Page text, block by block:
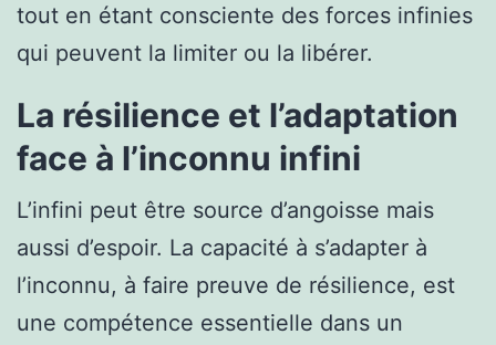
tout en étant consciente des forces infinies
qui peuvent la limiter ou la libérer.
La résilience et l’adaptation
face à l’inconnu infini
L’infini peut être source d’angoisse mais
aussi d’espoir. La capacité à s’adapter à
l’inconnu, à faire preuve de résilience, est
une compétence essentielle dans un